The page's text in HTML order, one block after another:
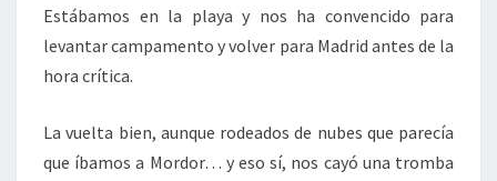
Estábamos en la playa y nos ha convencido para
levantar campamento y volver para Madrid antes de la
hora crítica.
La vuelta bien, aunque rodeados de nubes que parecía
que íbamos a Mordor… y eso sí, nos cayó una tromba